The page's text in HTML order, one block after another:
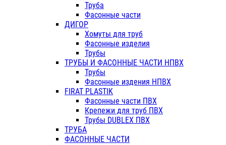
Труба
Фасонные части
ДИГОР
Хомуты для труб
Фасонные изделия
Трубы
ТРУБЫ И ФАСОННЫЕ ЧАСТИ НПВХ
Трубы
Фасонные издения НПВХ
FIRAT PLASTIK
Фасонные части ПВХ
Крепежи для труб ПВХ
Трубы DUBLEX ПВХ
ТРУБА
ФАСОННЫЕ ЧАСТИ